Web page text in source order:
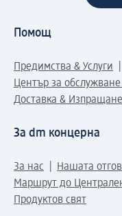
Помощ
Предимства & Услуги
Център за
Доставка & Изпращане
За dm концерна
За нас Нашата
Маршрут до
Продуктов свят